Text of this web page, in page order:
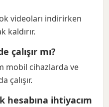
videoları indirirken
kaldırır.
çalışır mı?
mobil cihazlarda ve
çalışır.
hesabına ihtiyacım